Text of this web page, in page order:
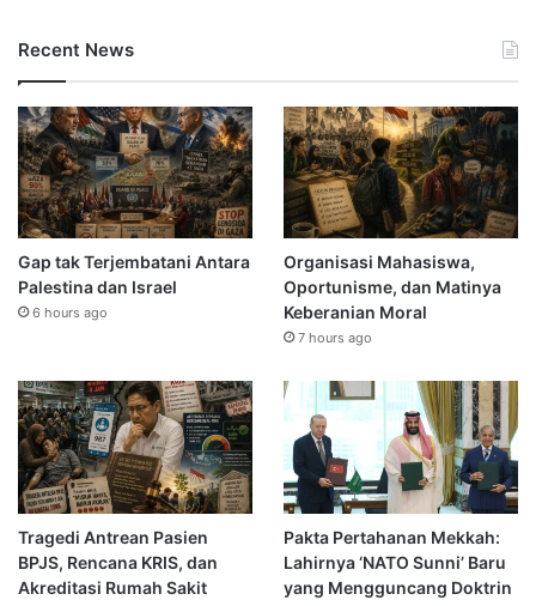
Recent News
Gap tak Terjembatani Antara
Palestina dan Israel
6 hours ago
Organisasi Mahasiswa,
Oportunisme, dan Matinya
Keberanian Moral
7 hours ago
Tragedi Antrean Pasien
BPJS, Rencana KRIS, dan
Akreditasi Rumah Sakit
Pakta Pertahanan Mekkah:
Lahirnya ‘NATO Sunni’ Baru
yang Mengguncang Doktrin